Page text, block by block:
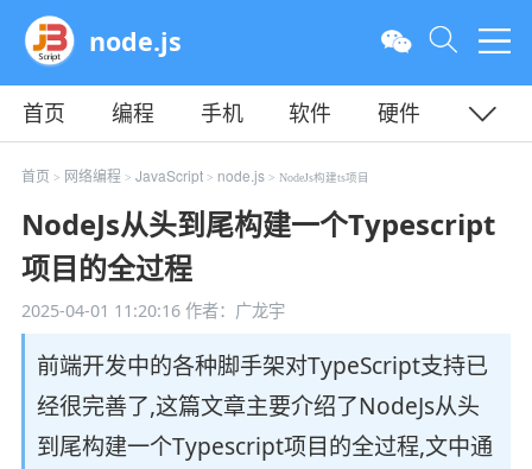
node.js
首页 编程 手机 软件
硬件
教程
平面 服务器
首页 > 网络编程 > JavaScript> node.js> NodeJs构建ts项目
NodeJs从头到尾构建一个Typescript
项目的全过程
2025-04-01 11:20:16作者：广龙宇
前端开发中的各种脚手架对TypeScript支持已
经很完善了,这篇文章主要介绍了NodeJs从头
到尾构建一个Typescript项目的全过程,文中通